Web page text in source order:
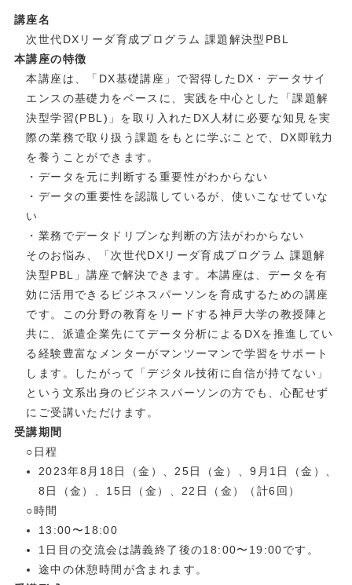
講座名
次世代DXリーダ育成プログラム 課題解決型PBL
本講座の特徴
本講座は、「DX基礎講座」で習得したDX・データサイ
エンスの基礎力をベースに、実践を中心とした「課題解
決型学習(PBL)」を取り入れたDX人材に必要な知見を実
際の業務で取り扱う課題をもとに学ぶことで、DX即戦力
を養うことができます。
・データを元に判断する重要性がわからない
・データの重要性を認識しているが、使いこなせていな
い
・業務でデータドリブンな判断の方法がわからない
そのお悩み、「次世代DXリーダ育成プログラム 課題解
決型PBL」講座で解決できます。本講座は、データを有
効に活用できるビジネスパーソンを育成するための講座
です。この分野の教育をリードする神戸大学の教授陣と
共に、派遣企業先にてデータ分析によるDXを推進してい
る経験豊富なメンターがマンツーマンで学習をサポート
します。したがって「デジタル技術に自信が持てない」
という文系出身のビジネスパーソンの方でも、心配せず
にご受講いただけます。
受講期間
○日程
2023年8月18日（金）、25日（金）、9月1日（金）、
8日（金）、15日（金）、22日（金）（計6回）
○時間
13:00〜18:00
1日目の交流会は講義終了後の18:00〜19:00です。
途中の休憩時間が含まれます。